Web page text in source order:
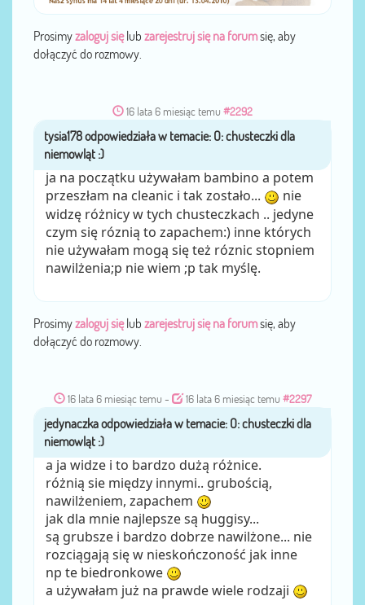
Prosimyzaloguj sięlub zarejestruj się na forumsię, aby
dołączyć do rozmowy.
16 lata 6 miesiąc temu #2292
przez tysia178
ja na początku używałam bambino a potem
przeszłam na cleanic i tak zostało...
nie
widzę różnicy w tych chusteczkach .. jedyne
czym się róznią to zapachem:) inne których
nie używałam mogą się też róznic stopniem
nawilżenia;p nie wiem ;p tak myślę.
Prosimyzaloguj sięlub zarejestruj się na forumsię, aby
dołączyć do rozmowy.
16 lata 6 miesiąc temu - 16 lata 6 miesiąc temu #2297
przezjedynaczka
a ja widze i to bardzo dużą różnice.
różnią sie między innymi.. grubością,
nawilżeniem, zapachem
jak dla mnie najlepsze są huggisy...
są grubsze i bardzo dobrze nawilżone... nie
rozciągają się w nieskończoność jak inne
np te biedronkowe
a używałam już na prawde wiele rodzaji